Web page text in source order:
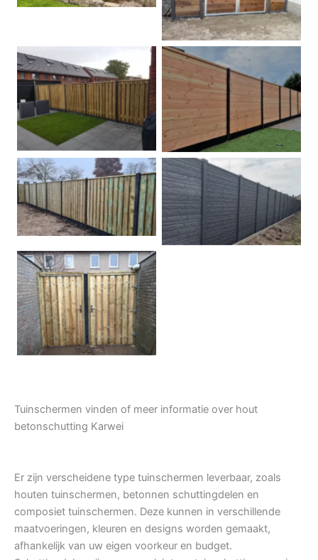
Betonpalen schutting Douglas
Hout beton schuttingen Rots motief antraciet
Tuindeur grenen
Tuinschermen vinden of meer informatie over hout
betonschutting Karwei
Er zijn verscheidene type tuinschermen leverbaar, zoals
houten tuinschermen, betonnen schuttingdelen en
composiet tuinschermen. Deze kunnen in verschillende
maatvoeringen, kleuren en designs worden gemaakt,
afhankelijk van uw eigen voorkeur en budget.